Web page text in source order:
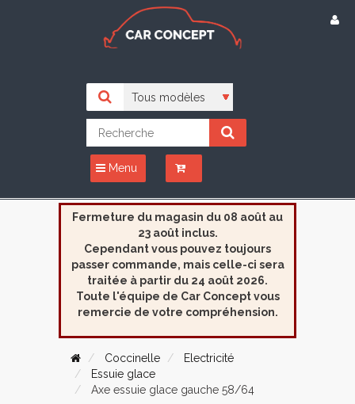
Menu
Fermeture du magasin du 08 août au
23 août inclus.
Cependant vous pouvez toujours
passer commande, mais celle-ci sera
traitée à partir du 24 août 2026.
Toute l'équipe de Car Concept vous
remercie de votre compréhension.
Coccinelle
Electricité
Essuie glace
Axe essuie glace gauche 58/64